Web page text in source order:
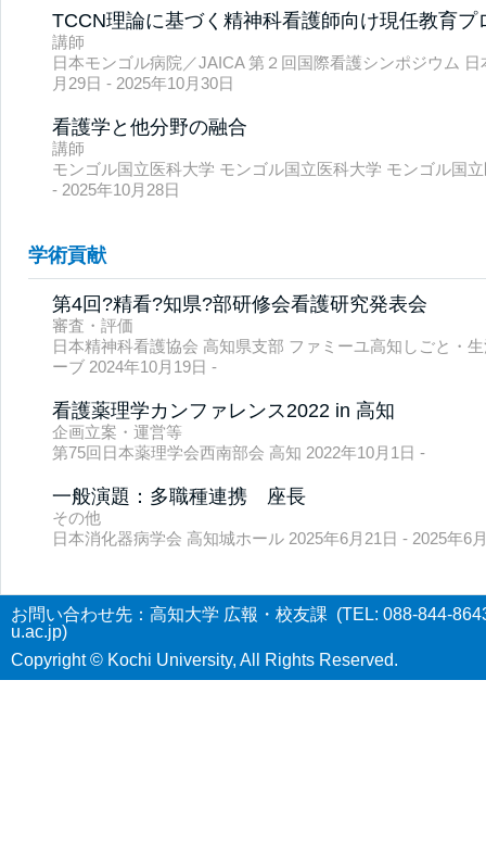
TCCN理論に基づく精神科看護師向け現任教育プ
講師
日本モンゴル病院／JAICA 第２回国際看護シンポジウム
月29日 - 2025年10月30日
看護学と他分野の融合
講師
モンゴル国立医科大学 モンゴル国立医科大学 モンゴル国
- 2025年10月28日
学術貢献
第4回?精看?知県?部研修会看護研究発表会
審査・評価
日本精神科看護協会 高知県支部 ファミーユ高知しごと・
ーブ 2024年10月19日 -
看護薬理学カンファレンス2022 in 高知
企画立案・運営等
第75回日本薬理学会西南部会 高知 2022年10月1日 -
一般演題：多職種連携 座長
その他
日本消化器病学会 高知城ホール 2025年6月21日 - 2025年6
お問い合わせ先：高知大学 広報・校友課 (TEL: 088-844-
u.ac.jp)
Copyright © Kochi University, All Rights Reserved.